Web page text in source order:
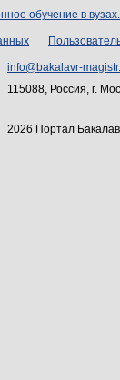
обучение в
info@bakalavr-
115088, Россия, г.
2026 Портал